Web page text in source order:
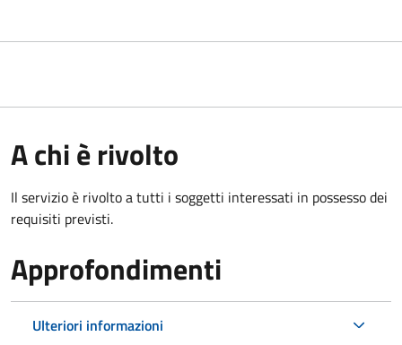
A chi è rivolto
Il servizio è rivolto a tutti i soggetti interessati in possesso dei
requisiti previsti.
Approfondimenti
Ulteriori informazioni